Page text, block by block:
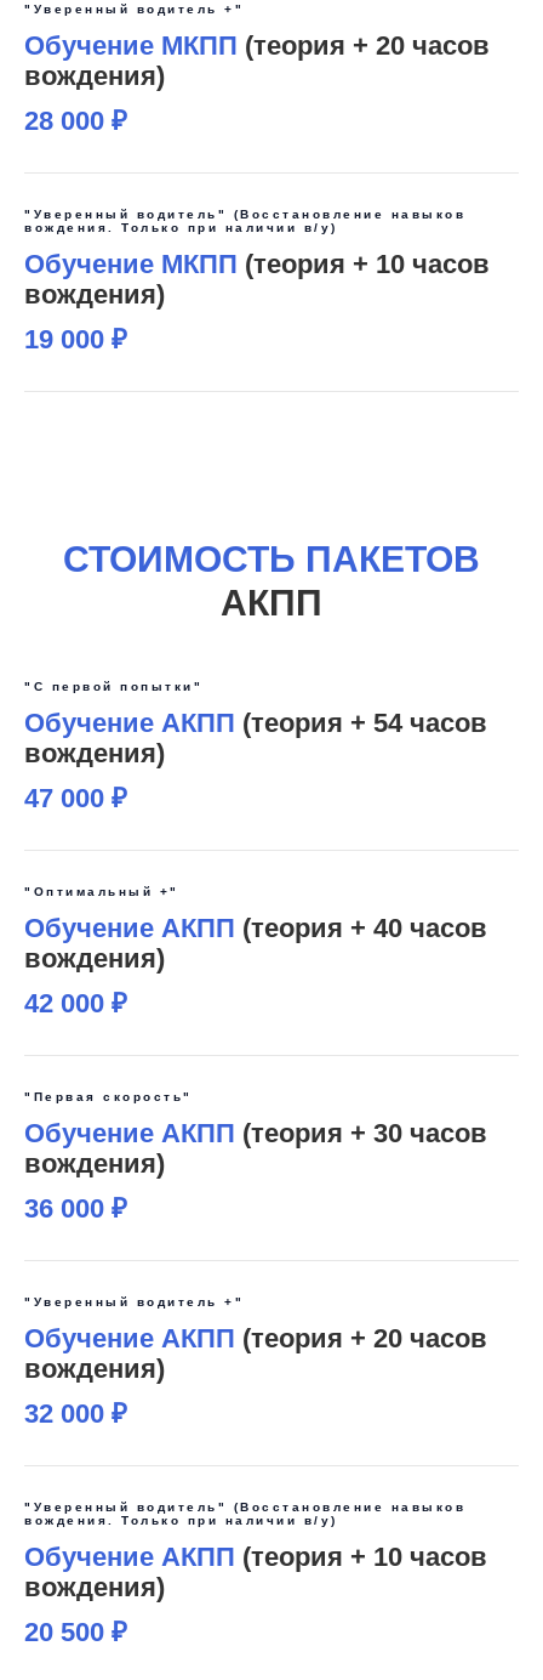
"Уверенный водитель +"
Обучение МКПП (теория + 20 часов
вождения)
28 000 ₽
"Уверенный водитель" (Восстановление навыков
вождения. Только при наличии в/у)
Обучение МКПП (теория + 10 часов
вождения)
19 000 ₽
СТОИМОСТЬ ПАКЕТОВ
АКПП
"С первой попытки"
Обучение АКПП (теория + 54 часов
вождения)
47 000 ₽
"Оптимальный +"
Обучение АКПП (теория + 40 часов
вождения)
42 000 ₽
"Первая скорость"
Обучение АКПП (теория + 30 часов
вождения)
36 000 ₽
"Уверенный водитель +"
Обучение АКПП (теория + 20 часов
вождения)
32 000 ₽
"Уверенный водитель" (Восстановление навыков
вождения. Только при наличии в/у)
Обучение АКПП (теория + 10 часов
вождения)
20 500 ₽